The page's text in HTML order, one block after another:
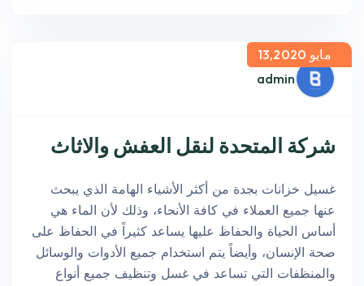
admin
مايو 13,2020
شركة المتحدة لنقل العفش والاثاث
غسيل خزانات بجدة من أكثر الأشياء الهامة الذي يبحث
عنها جميع العملاء في كافة الأنحاء، وذلك لأن الماء هي
أساس الحياة والحفاظ عليها يساعد كثيراً في الحفاظ على
صحة الإنسان، وأيضاً يتم استخدام جميع الأدوات والوسائل
والمنظفات التي تساعد في غسل وتنظيف جميع أنواع